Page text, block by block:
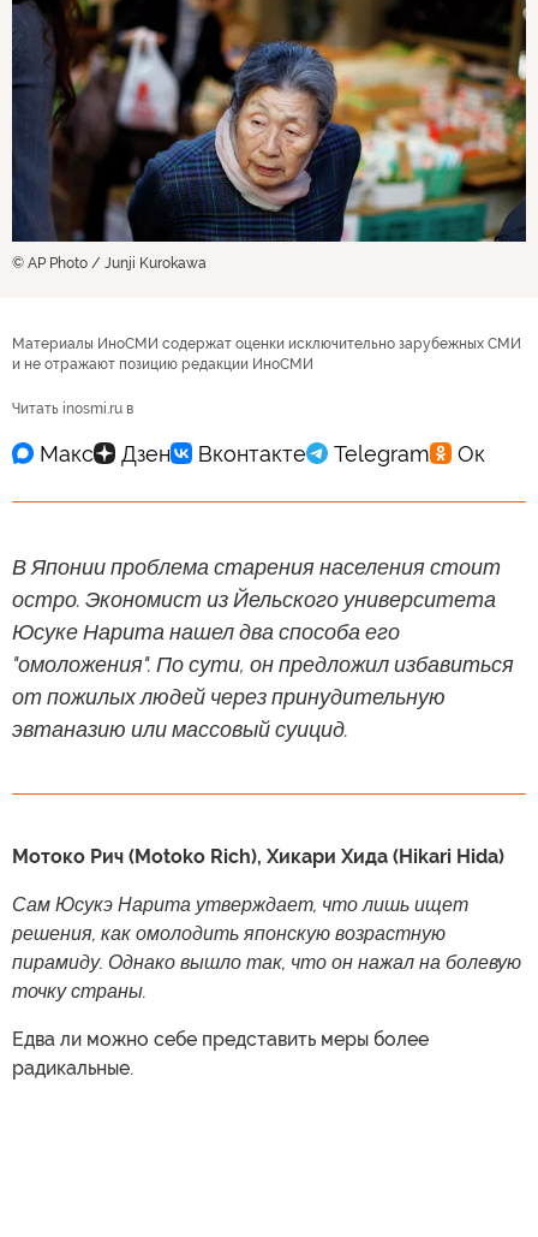
© AP Photo / Junji Kurokawa
Материалы ИноСМИ содержат оценки исключительно зарубежных СМИ
и не отражают позицию редакции ИноСМИ
Читать inosmi.ru в
В Японии проблема старения населения стоит
остро. Экономист из Йельского университета
Юсуке Нарита нашел два способа его
"омоложения". По сути, он предложил избавиться
от пожилых людей через принудительную
эвтаназию или массовый суицид.
Мотоко Рич (Motoko Rich), Хикари Хида (Hikari Hida)
Сам Юсукэ Нарита утверждает, что лишь ищет
решения, как омолодить японскую возрастную
пирамиду. Однако вышло так, что он нажал на болевую
точку страны.
Едва ли можно себе представить меры более
радикальные.